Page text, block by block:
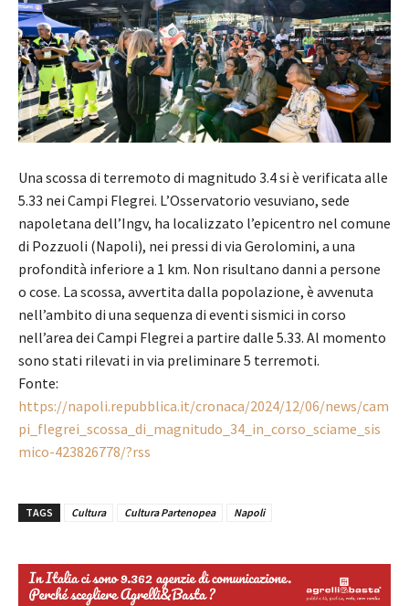
Una scossa di terremoto di magnitudo 3.4 si è verificata alle
5.33 nei Campi Flegrei. L’Osservatorio vesuviano, sede
napoletana dell’Ingv, ha localizzato l’epicentro nel comune
di Pozzuoli (Napoli), nei pressi di via Gerolomini, a una
profondità inferiore a 1 km. Non risultano danni a persone
o cose. La scossa, avvertita dalla popolazione, è avvenuta
nell’ambito di una sequenza di eventi sismici in corso
nell’area dei Campi Flegrei a partire dalle 5.33. Al momento
sono stati rilevati in via preliminare 5 terremoti.
Fonte:
https://napoli.repubblica.it/cronaca/2024/12/06/news/cam
pi_flegrei_scossa_di_magnitudo_34_in_corso_sciame_sis
mico-423826778/?rss
TAGS Cultura Cultura Partenopea Napoli